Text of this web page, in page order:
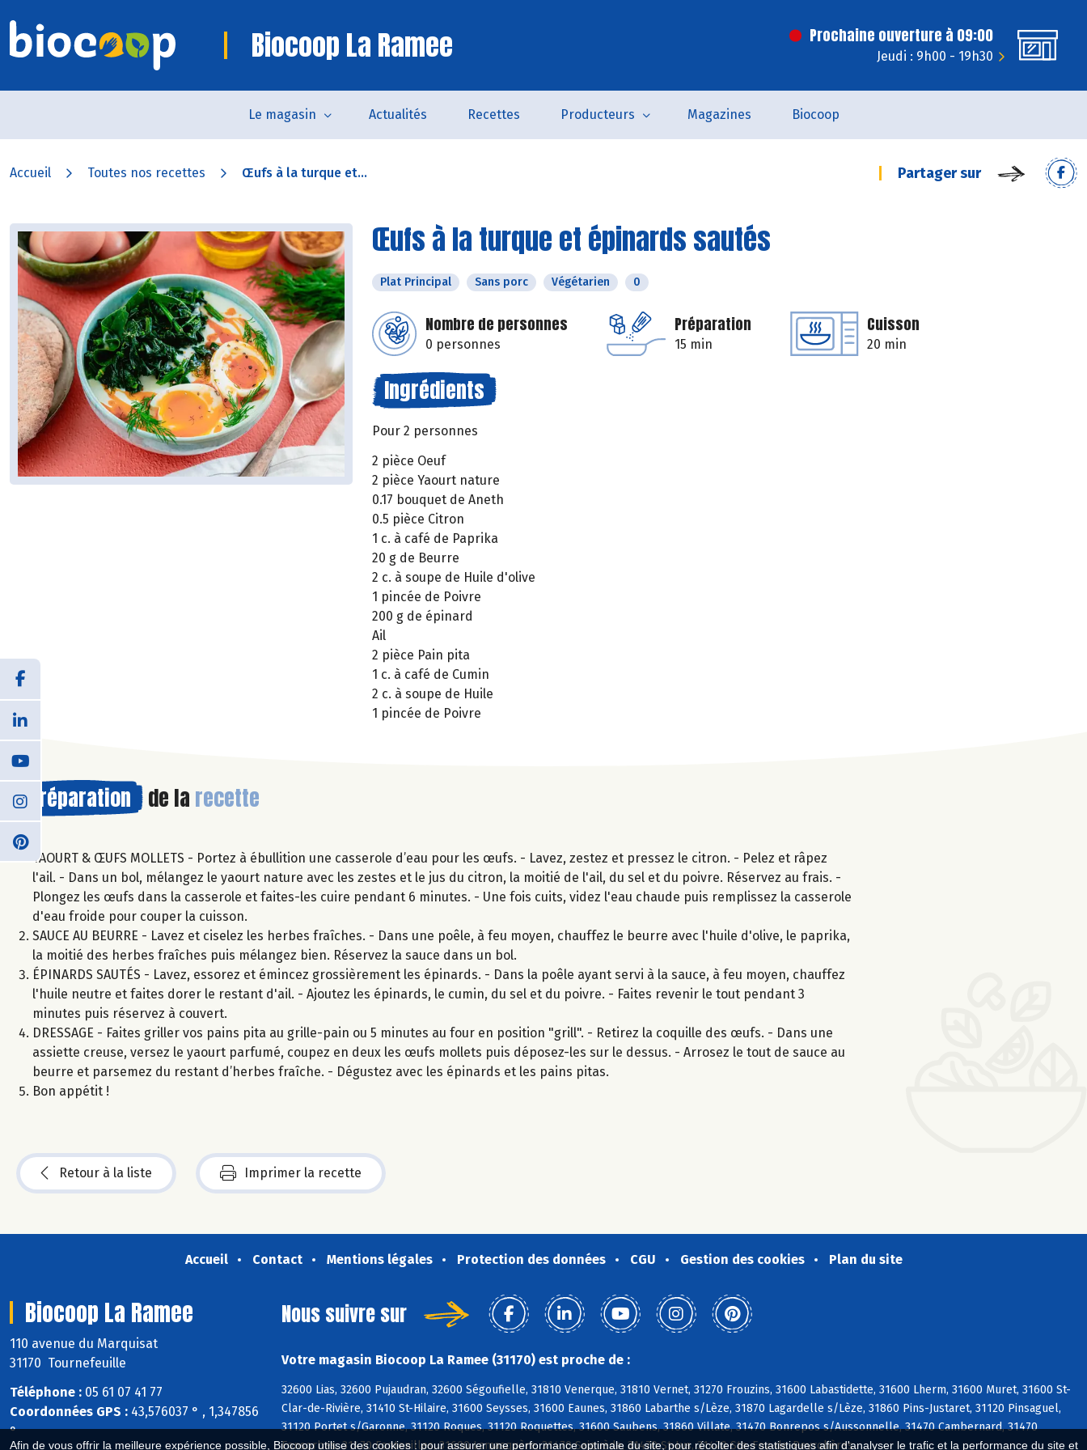
Afin de vous offrir la meilleure expérience possible, Biocoop utilise des cookies : pour assurer une performance optimale du site, pour récolter des statistiques afin d'analyser le trafic et la performance du site et
Biocoop La Ramee Prochaine ouverture à 09:00
Jeudi : 9h00 - 19h30
Le magasin Actualités Recettes Producteurs Magazines Biocoop
Accueil Toutes nos recettes Œufs à la turque et... Partager sur
Œufs à la turque et épinards sautés
Plat Principal Sans porc Végétarien 0
Nombre de personnes
0 personnes
Préparation
15 min
Cuisson
20 min
Ingrédients
Pour 2 personnes
2 pièce Oeuf
2 pièce Yaourt nature
0.17 bouquet de Aneth
0.5 pièce Citron
1 c. à café de Paprika
20 g de Beurre
2 c. à soupe de Huile d'olive
1 pincée de Poivre
200 g de épinard
Ail
2 pièce Pain pita
1 c. à café de Cumin
2 c. à soupe de Huile
1 pincée de Poivre
Préparation de la recette
YAOURT & ŒUFS MOLLETS - Portez à ébullition une casserole d’eau pour les œufs. - Lavez, zestez et pressez le citron. - Pelez et râpez
l'ail. - Dans un bol, mélangez le yaourt nature avec les zestes et le jus du citron, la moitié de l'ail, du sel et du poivre. Réservez au frais. -
Plongez les œufs dans la casserole et faites-les cuire pendant 6 minutes. - Une fois cuits, videz l'eau chaude puis remplissez la casserole
d'eau froide pour couper la cuisson.
SAUCE AU BEURRE - Lavez et ciselez les herbes fraîches. - Dans une poêle, à feu moyen, chauffez le beurre avec l'huile d'olive, le paprika,
la moitié des herbes fraîches puis mélangez bien. Réservez la sauce dans un bol.
ÉPINARDS SAUTÉS - Lavez, essorez et émincez grossièrement les épinards. - Dans la poêle ayant servi à la sauce, à feu moyen, chauffez
l'huile neutre et faites dorer le restant d'ail. - Ajoutez les épinards, le cumin, du sel et du poivre. - Faites revenir le tout pendant 3
minutes puis réservez à couvert.
DRESSAGE - Faites griller vos pains pita au grille-pain ou 5 minutes au four en position "grill". - Retirez la coquille des œufs. - Dans une
assiette creuse, versez le yaourt parfumé, coupez en deux les œufs mollets puis déposez-les sur le dessus. - Arrosez le tout de sauce au
beurre et parsemez du restant d’herbes fraîche. - Dégustez avec les épinards et les pains pitas.
Bon appétit !
Retour à la liste Imprimer la recette
Accueil Contact Mentions légales Protection des données CGU Gestion des cookies Plan du site
Biocoop La Ramee
110 avenue du Marquisat
31170 Tournefeuille
Téléphone : 05 61 07 41 77
Coordonnées GPS : 43,576037 ° , 1,347856
°
Nous suivre sur
Votre magasin Biocoop La Ramee (31170) est proche de :
32600 Lias, 32600 Pujaudran, 32600 Ségoufielle, 31810 Venerque, 31810 Vernet, 31270 Frouzins, 31600 Labastidette, 31600 Lherm, 31600 Muret, 31600 St-
Clar-de-Rivière, 31410 St-Hilaire, 31600 Seysses, 31600 Eaunes, 31860 Labarthe s/Lèze, 31870 Lagardelle s/Lèze, 31860 Pins-Justaret, 31120 Pinsaguel,
31120 Portet s/Garonne, 31120 Roques, 31120 Roquettes, 31600 Saubens, 31860 Villate, 31470 Bonrepos s/Aussonnelle, 31470 Cambernard, 31470
Fonsorbes, 31470 Fontenilles, 31600 Lamasquère, 31470 Saiguède, 31470 St-Lys, 31470 Ste-Foy-de-Peyrolières